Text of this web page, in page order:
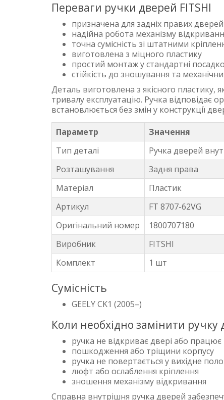
Переваги ручки дверей FITSHI
призначена для задніх правих дверей
надійна робота механізму
точна сумісність зі штатними
виготовлена з міцного пластику
простий монтаж у стандартні
стійкість до зношування та
Деталь виготовлена з якісного
тривалу експлуатацію. Ручка відповідає
встановлюється без змін у конструкції
Параметр
Значення
Тип деталі
Ручка дверей
Розташування
Задня права
Матеріал
Пластик
Артикул
FT 8707-62VG
Оригінальний номер
1800707180
Виробник
FITSHI
Комплект
1 шт
Сумісність
GEELY CK1 (2005–)
Коли необхідно замінити ручку
ручка не відкриває двері або працює
пошкодження або тріщини корпусу
ручка не повертається у вихідне
люфт або ослаблення кріплення
зношення механізму відкривання
Справна внутрішня ручка дверей